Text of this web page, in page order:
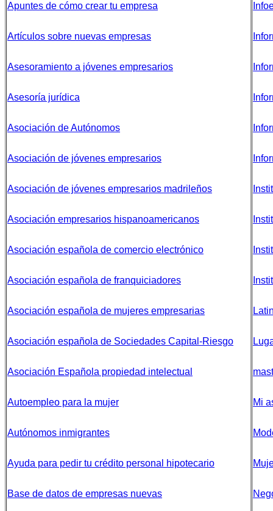
Apuntes de cómo crear tu empresa
Artículos sobre nuevas empresas
Asesoramiento a jóvenes empresarios
Asesoría jurídica
Asociación de Autónomos
Asociación de jóvenes empresarios
Asociación de jóvenes empresarios madrileños
Asociación empresarios hispanoamericanos
Asociación española de comercio electrónico
Asociación española de franquiciadores
Asociación española de mujeres empresarias
Asociación española de Sociedades Capital-Riesgo
Asociación Española propiedad intelectual
Autoempleo para la mujer
Autónomos inmigrantes
Ayuda para pedir tu crédito personal hipotecario
Base de datos de empresas nuevas
Mi